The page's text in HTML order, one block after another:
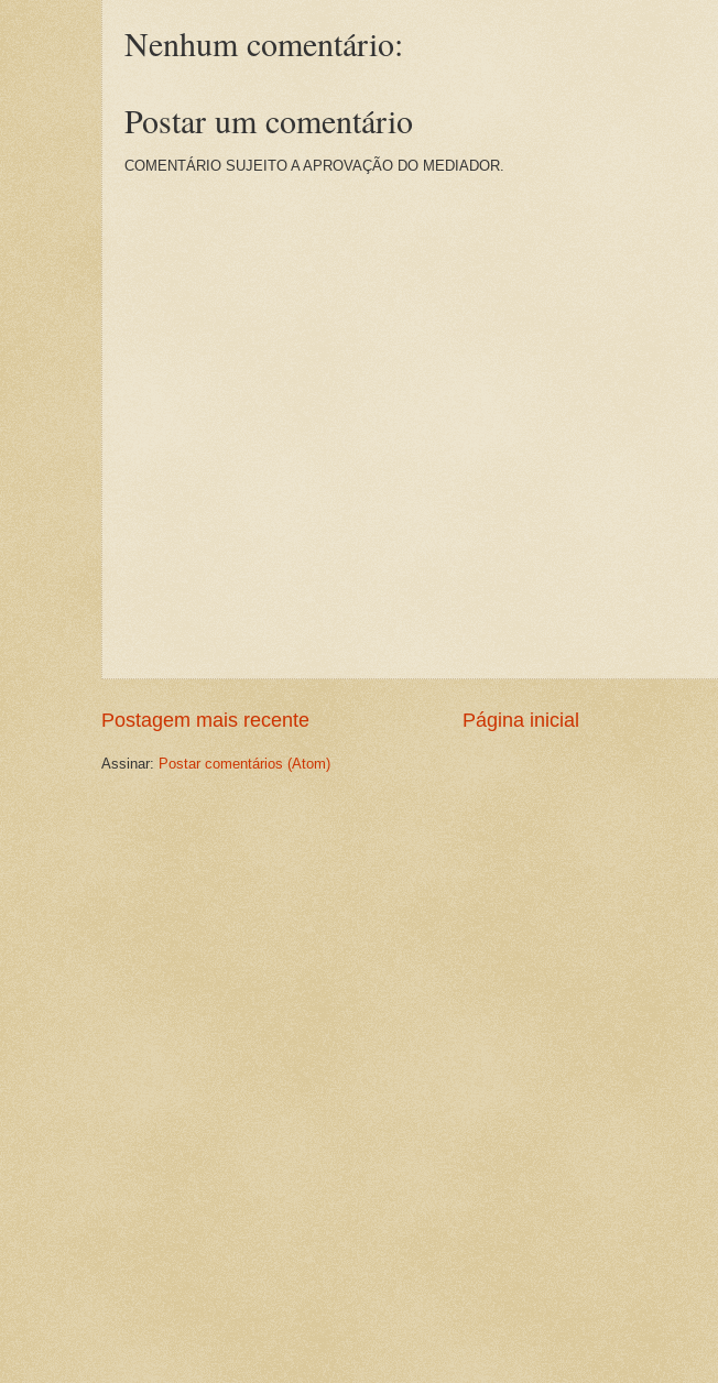
Nenhum comentário:
Postar um comentário
COMENTÁRIO SUJEITO A APROVAÇÃO DO MEDIADOR.
Postagem mais recente Página inicial
Assinar: Postar comentários (Atom)